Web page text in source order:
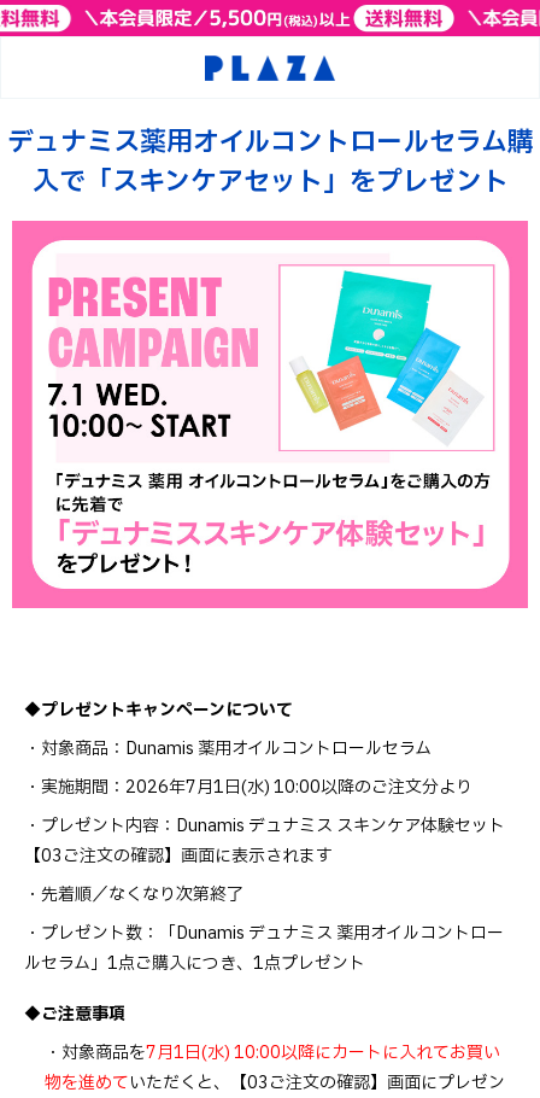
デュナミス薬用オイルコントロールセラム購
入で「スキンケアセット」をプレゼント
◆プレゼントキャンペーンについて
・対象商品：Dunamis 薬用オイルコントロールセラム
・実施期間：2026年7月1日(水) 10:00以降のご注文分より
・プレゼント内容：Dunamis デュナミス スキンケア体験セット
【03ご注文の確認】画面に表示されます
・先着順／なくなり次第終了
・プレゼント数：「Dunamis デュナミス 薬用オイルコントロー
ルセラム」1点ご購入につき、1点プレゼント
◆ご注意事項
・対象商品を7月1日(水) 10:00以降にカートに入れてお買い
物を進めていただくと、【03ご注文の確認】画面にプレゼン